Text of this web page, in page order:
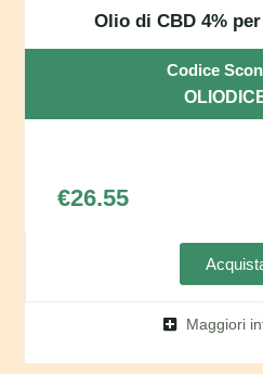
Olio di CBD 4%
Codice
€26.55
Maggiori